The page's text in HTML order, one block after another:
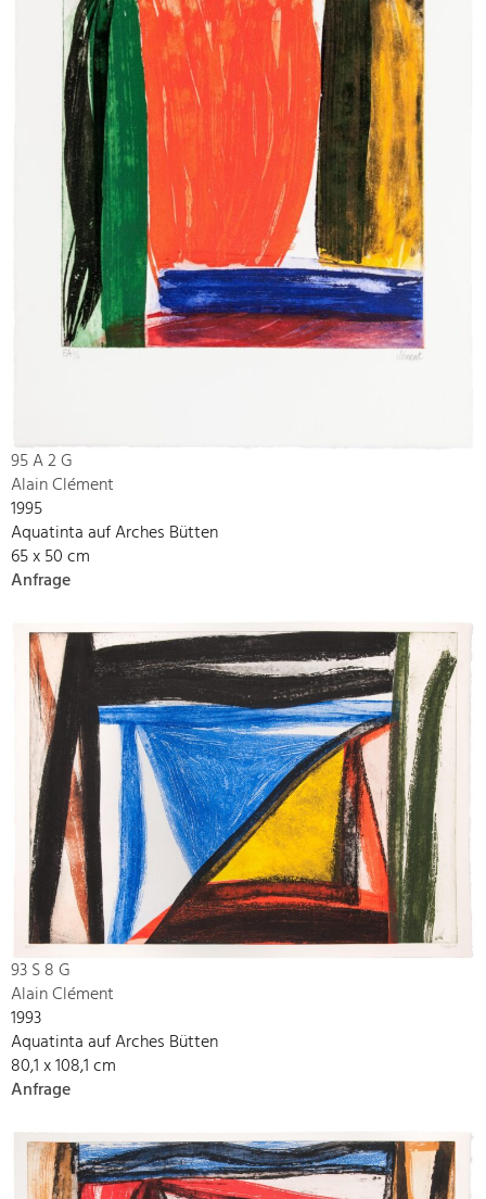
95 A 2 G
Alain Clément
1995
Aquatinta auf Arches Bütten
65 x 50 cm
Anfrage
93 S 8 G
Alain Clément
1993
Aquatinta auf Arches Bütten
80,1 x 108,1 cm
Anfrage